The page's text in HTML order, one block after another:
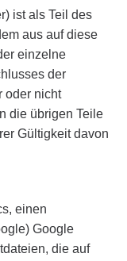
ist als Teil des
aus auf diese
einzelne
der
oder nicht
die übrigen Teile
Gültigkeit davon
einen
Google
die auf